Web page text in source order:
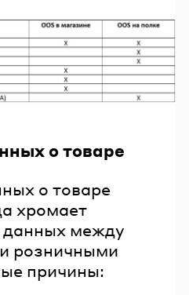
о товаре
о товаре
хромает
данных между
розничными
причины: